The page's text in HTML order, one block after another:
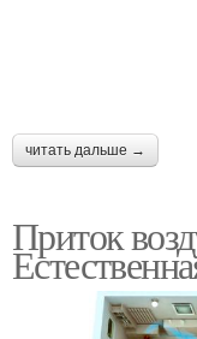
читать дальше →
Приток